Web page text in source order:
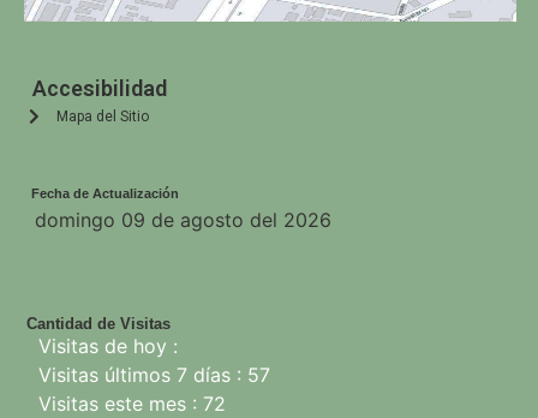
Accesibilidad
Mapa del Sitio
Fecha de Actualización
Cantidad de Visitas
Visitas de hoy :
Visitas últimos 7 días : 57
Visitas este mes : 72
domingo 09 de agosto del 2026